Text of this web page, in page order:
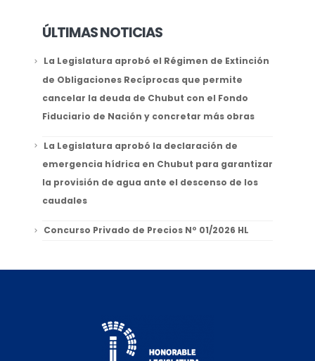
ÚLTIMAS NOTICIAS
La Legislatura aprobó el Régimen de Extinción
de Obligaciones Recíprocas que permite
cancelar la deuda de Chubut con el Fondo
Fiduciario de Nación y concretar más obras
La Legislatura aprobó la declaración de
emergencia hídrica en Chubut para garantizar
la provisión de agua ante el descenso de los
caudales
Concurso Privado de Precios Nº 01/2026 HL